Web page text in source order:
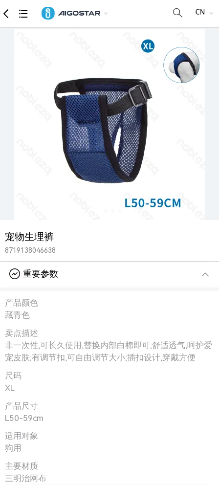
商品 详细参数
宠物生理裤
8719138046638
重要参数
产品颜色
藏青色
卖点描述
非一次性,可长久使用,替换内部白棉即可;舒适透气,呵护爱
宠皮肤;有调节扣,可自由调节大小;插扣设计,穿戴方便
尺码
XL
产品尺寸
L50-59cm
适用对象
狗用
主要材质
三明治网布